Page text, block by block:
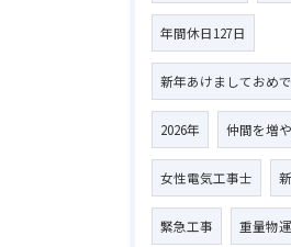
年間休日127日
新年あけましておめ
2026年 仲間を増
女性電気工事士
緊急工事 重量物